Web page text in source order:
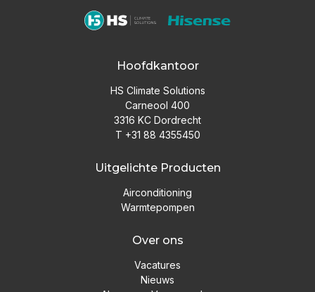
Hoofdkantoor
HS Climate Solutions
Carneool 400
3316 KC Dordrecht
T +31 88 4355450
Uitgelichte Producten
Airconditioning
Warmtepompen
Over ons
Vacatures
Nieuws